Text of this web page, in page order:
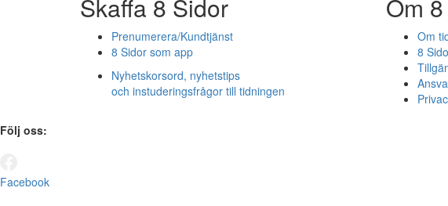
Skaffa 8 Sidor
Prenumerera/Kundtjänst
8 Sidor som app
Nyhetskorsord, nyhetstips
och instuderingsfrågor till tidningen
Om
Om
8
Följ oss:
Facebook